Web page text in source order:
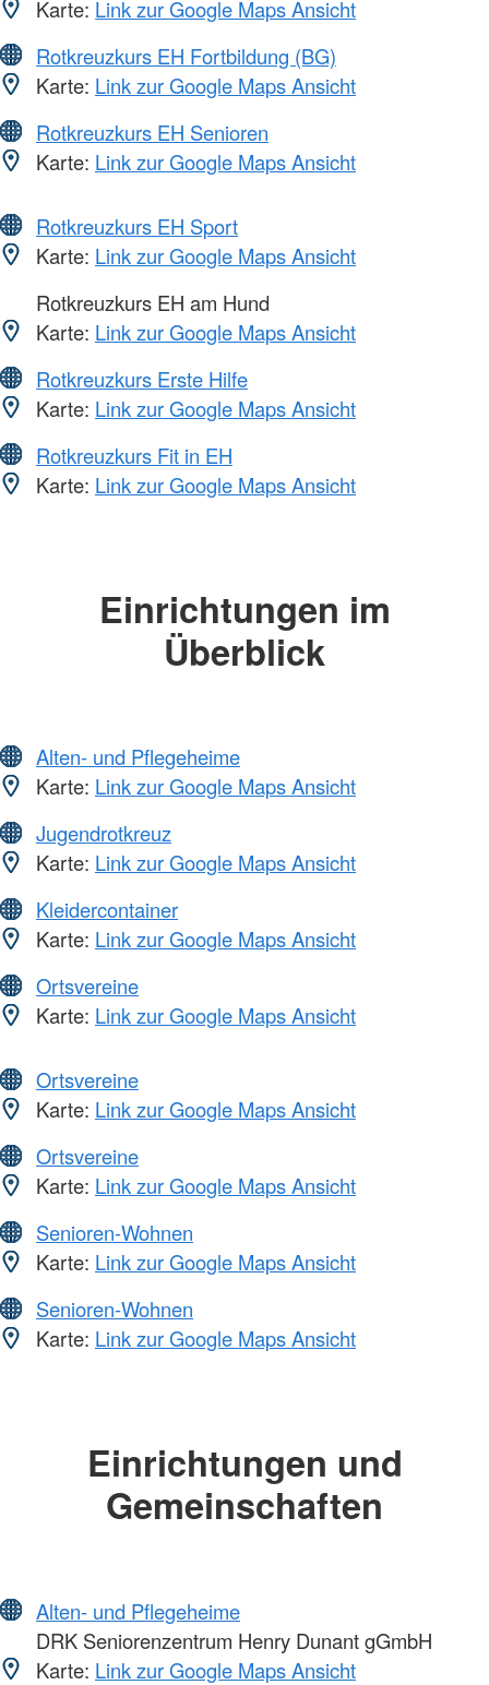
Karte: Link zur Google Maps Ansicht
Rotkreuzkurs EH Fortbildung (BG)
Karte: Link zur Google Maps Ansicht
Rotkreuzkurs EH Senioren
Karte: Link zur Google Maps Ansicht
Rotkreuzkurs EH Sport
Karte: Link zur Google Maps Ansicht
Rotkreuzkurs EH am Hund
Karte: Link zur Google Maps Ansicht
Rotkreuzkurs Erste Hilfe
Karte: Link zur Google Maps Ansicht
Rotkreuzkurs Fit in EH
Karte: Link zur Google Maps Ansicht
Einrichtungen im
Überblick
Alten- und Pflegeheime
Karte: Link zur Google Maps Ansicht
Jugendrotkreuz
Karte: Link zur Google Maps Ansicht
Kleidercontainer
Karte: Link zur Google Maps Ansicht
Ortsvereine
Karte: Link zur Google Maps Ansicht
Ortsvereine
Karte: Link zur Google Maps Ansicht
Ortsvereine
Karte: Link zur Google Maps Ansicht
Senioren-Wohnen
Karte: Link zur Google Maps Ansicht
Senioren-Wohnen
Karte: Link zur Google Maps Ansicht
Einrichtungen und
Gemeinschaften
Alten- und Pflegeheime
DRK Seniorenzentrum Henry Dunant gGmbH
Karte: Link zur Google Maps Ansicht